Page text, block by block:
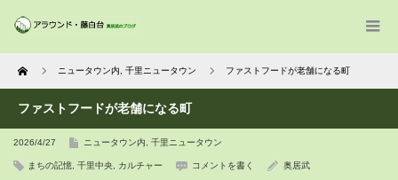
Home ニュータウン内 千里ニュータウン ファストフードが老舗になる町
ファストフードが老舗になる町
2026/4/27 ニュータウン内 千里ニュータウン
まちの記憶 千里中央 カルチャー コメントを書く 奥居武